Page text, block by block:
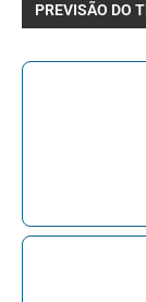
PREVISÃO DO